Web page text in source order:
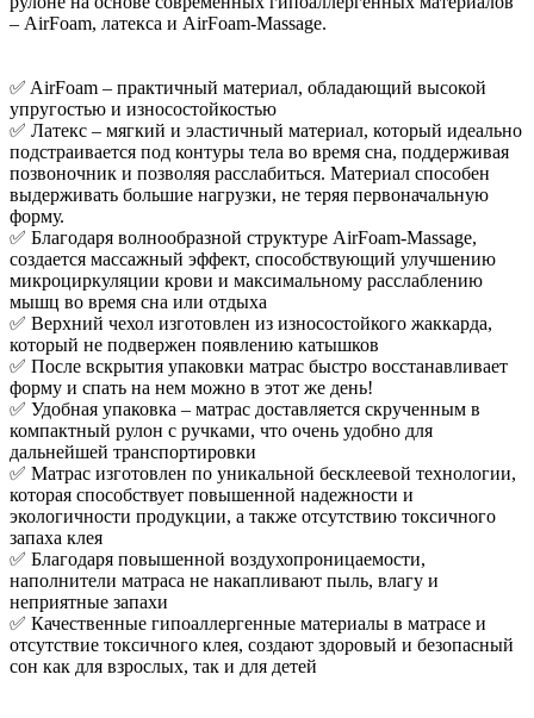
– AirFoam, латекса и AirFoam-Massage.
✅ AirFoam – практичный материал, обладающий высокой
упругостью и износостойкостью
✅ Латекс – мягкий и эластичный материал, который идеально
подстраивается под контуры тела во время сна, поддерживая
позвоночник и позволяя расслабиться. Материал способен
выдерживать большие нагрузки, не теряя первоначальную
форму.
✅ Благодаря волнообразной структуре AirFoam-Massage,
создается массажный эффект, способствующий улучшению
микроциркуляции крови и максимальному расслаблению
мышц во время сна или отдыха
✅ Верхний чехол изготовлен из износостойкого жаккарда,
который не подвержен появлению катышков
✅ После вскрытия упаковки матрас быстро восстанавливает
форму и спать на нем можно в этот же день!
✅ Удобная упаковка – матрас доставляется скрученным в
компактный рулон с ручками, что очень удобно для
дальнейшей транспортировки
✅ Матрас изготовлен по уникальной бесклеевой технологии,
которая способствует повышенной надежности и
экологичности продукции, а также отсутствию токсичного
запаха клея
✅ Благодаря повышенной воздухопроницаемости,
наполнители матраса не накапливают пыль, влагу и
неприятные запахи
✅ Качественные гипоаллергенные материалы в матрасе и
отсутствие токсичного клея, создают здоровый и безопасный
сон как для взрослых, так и для детей